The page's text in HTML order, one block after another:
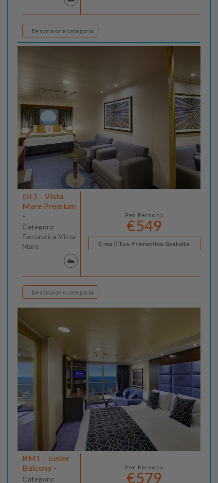
Descrizione categoria
OL1 - Vista
Mare Premium
-
Category:
Fantastica Vista
Mare
Per Persona
€549
Crea il Tuo Preventivo Gratuito
Descrizione categoria
BM1 - Junior
Balcony -
Category:
Per Persona
€579